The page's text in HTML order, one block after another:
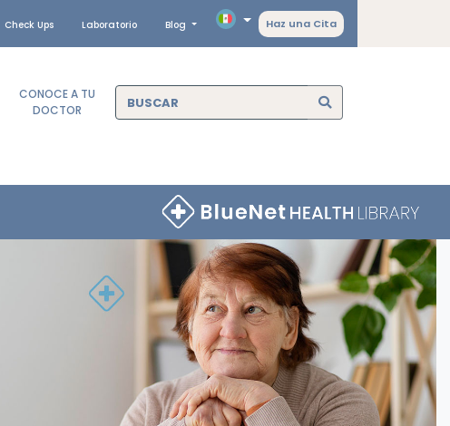
Check Ups Laboratorio Blog Haz una Cita
CONOCE A TU
DOCTOR